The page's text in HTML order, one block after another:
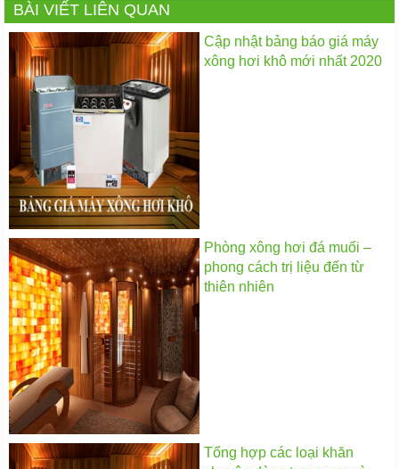
BÀI VIẾT LIÊN QUAN
Cập nhật bảng báo giá máy
xông hơi khô mới nhất 2020
Phòng xông hơi đá muối –
phong cách trị liệu đến từ
thiên nhiên
Tổng hợp các loại khăn